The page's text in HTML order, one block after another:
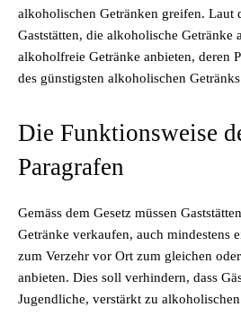
alkoholischen Getränken greifen. Laut
Gaststätten, die alkoholische Getränke
alkoholfreie Getränke anbieten, deren
des günstigsten alkoholischen
Die Funktionsweise
Paragrafen
Gemäss dem Gesetz müssen
Getränke verkaufen, auch mindestens
zum Verzehr vor Ort zum gleichen
anbieten. Dies soll verhindern, dass
Jugendliche, verstärkt zu